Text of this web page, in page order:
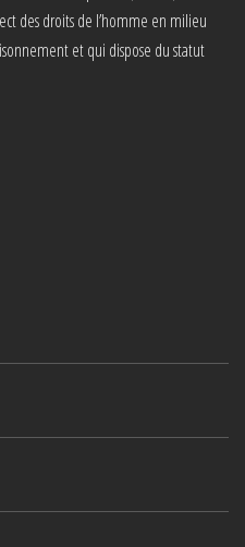
des droits de l’homme en milieu
et qui dispose du statut